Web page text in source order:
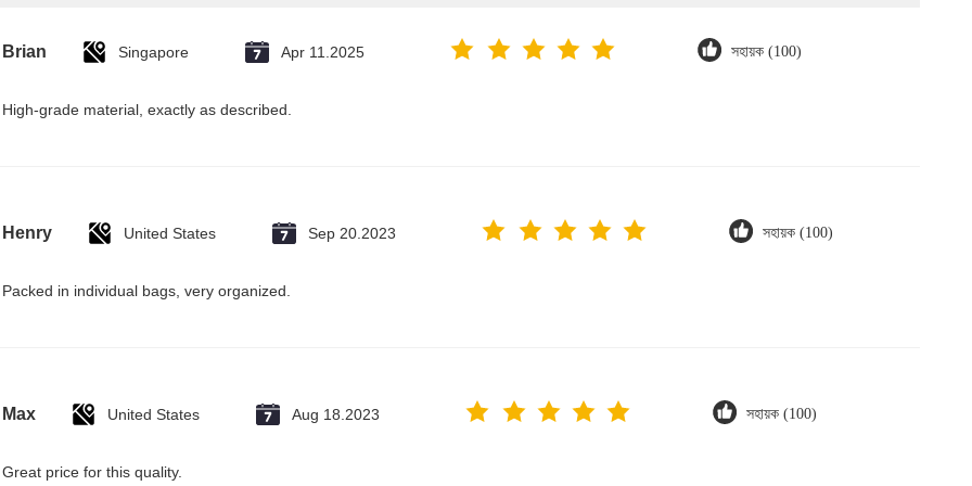
Brian Singapore Apr 11.2025 সহায়ক (100)
High-grade material, exactly as described.
Henry United States Sep 20.2023 সহায়ক (100)
Packed in individual bags, very organized.
Max United States Aug 18.2023 সহায়ক (100)
Great price for this quality.